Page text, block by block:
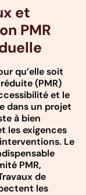
et
PMR
qu’elle soit
(PMR)
et le
dans un projet
à bien
les exigences
Le
PMR,
de
les